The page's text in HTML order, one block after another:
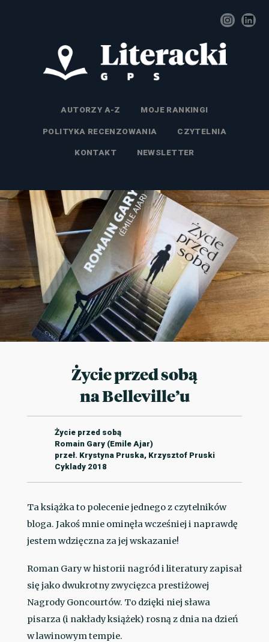
AUTORZY A-Z MOJE RANKINGI
POLITYKA RECENZOWANIA CZYTELNIA
KONTAKT NEWSLETTER
Życie przed sobą
na Belleville’u
Życie przed sobą
Romain Gary (Emile Ajar)
przeł. Krystyna Pruska, Krzysztof Pruski
Cyklady 2018
Ta książka to polecenie jednego z czytelników
bloga. Jakoś mnie ominęła wcześniej i naprawdę
jestem wdzięczna za jej wskazanie!
Roman Gary w historii nagród i literatury zapisał
się jako dwukrotny zwycięzca prestiżowej
Nagrody Goncourtów. To dzięki niej sława
pisarza (i nakłady książek) rosną z dnia na dzień
w lawinowym tempie.